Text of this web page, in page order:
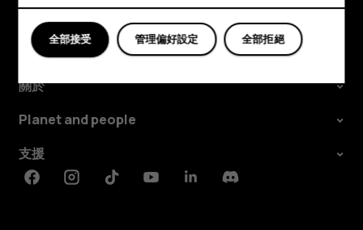
探索
關於
Planet and people
支援
FacebookInstagramTiktokYoutubeLinkedinDiscord
全部拒絕
管理偏好設定
全部接受